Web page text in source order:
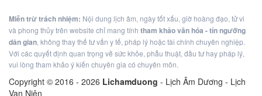
Miễn trừ trách nhiệm: Nội dung lịch âm, ngày tốt xấu, giờ hoàng đạo, tử vi
và phong thủy trên website chỉ mang tính tham khảo văn hóa - tín ngưỡng
dân gian, không thay thế tư vấn y tế, pháp lý hoặc tài chính chuyên nghiệp.
Với các quyết định quan trọng về sức khỏe, phẫu thuật, đầu tư hay pháp lý,
vui lòng tham khảo ý kiến chuyên gia có chuyên môn.
Copyright © 2016 - 2026 Lichamduong - Lịch Âm Dương - Lịch
Vạn Niên